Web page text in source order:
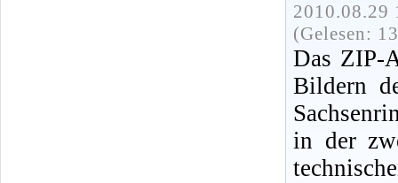
2010.08.29
(Gelesen:
Das ZIP-
Bildern
in der